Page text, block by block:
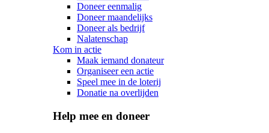
Doneer eenmalig
Doneer maandelijks
Doneer als bedrijf
Nalatenschap
Kom in actie
Maak iemand donateur
Organiseer een actie
Speel mee in de loterij
Donatie na overlijden
Help mee en doneer